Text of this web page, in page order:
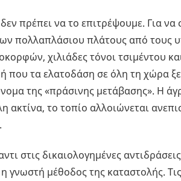
πρέπει να το επιτρέψουμε. Για να
πολλαπλάσιου πλάτους από τους
χιλιάδες τόνοι τσιμέντου
που τα ελατοδάση σε όλη τη χώρα
της «πράσινης μετάβασης». Η
ακτίνα, το τοπίο αλλοιώνεται
στις δικαιολογημένες
η γνωστή μέθοδος της καταστολής.